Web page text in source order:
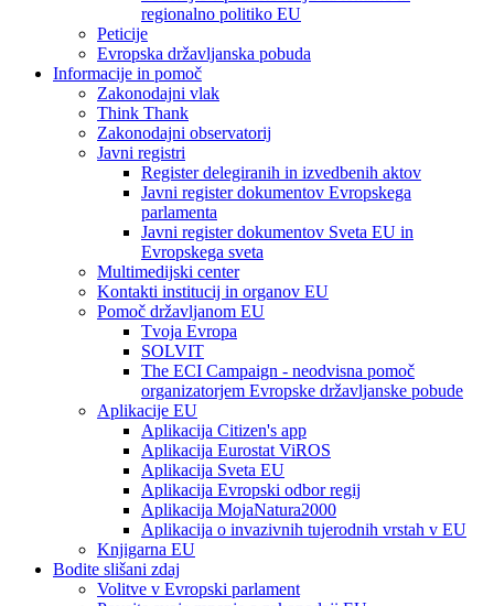
regionalno politiko EU
Peticije
Evropska državljanska pobuda
Informacije in pomoč
Zakonodajni vlak
Think Thank
Zakonodajni observatorij
Javni registri
Register delegiranih in izvedbenih aktov
Javni register dokumentov Evropskega
parlamenta
Javni register dokumentov Sveta EU in
Evropskega sveta
Multimedijski center
Kontakti institucij in organov EU
Pomoč državljanom EU
Tvoja Evropa
SOLVIT
The ECI Campaign - neodvisna pomoč
organizatorjem Evropske državljanske pobude
Aplikacije EU
Aplikacija Citizen's app
Aplikacija Eurostat ViROS
Aplikacija Sveta EU
Aplikacija Evropski odbor regij
Aplikacija MojaNatura2000
Aplikacija o invazivnih tujerodnih vrstah v EU
Knjigarna EU
Bodite slišani zdaj
Volitve v Evropski parlament